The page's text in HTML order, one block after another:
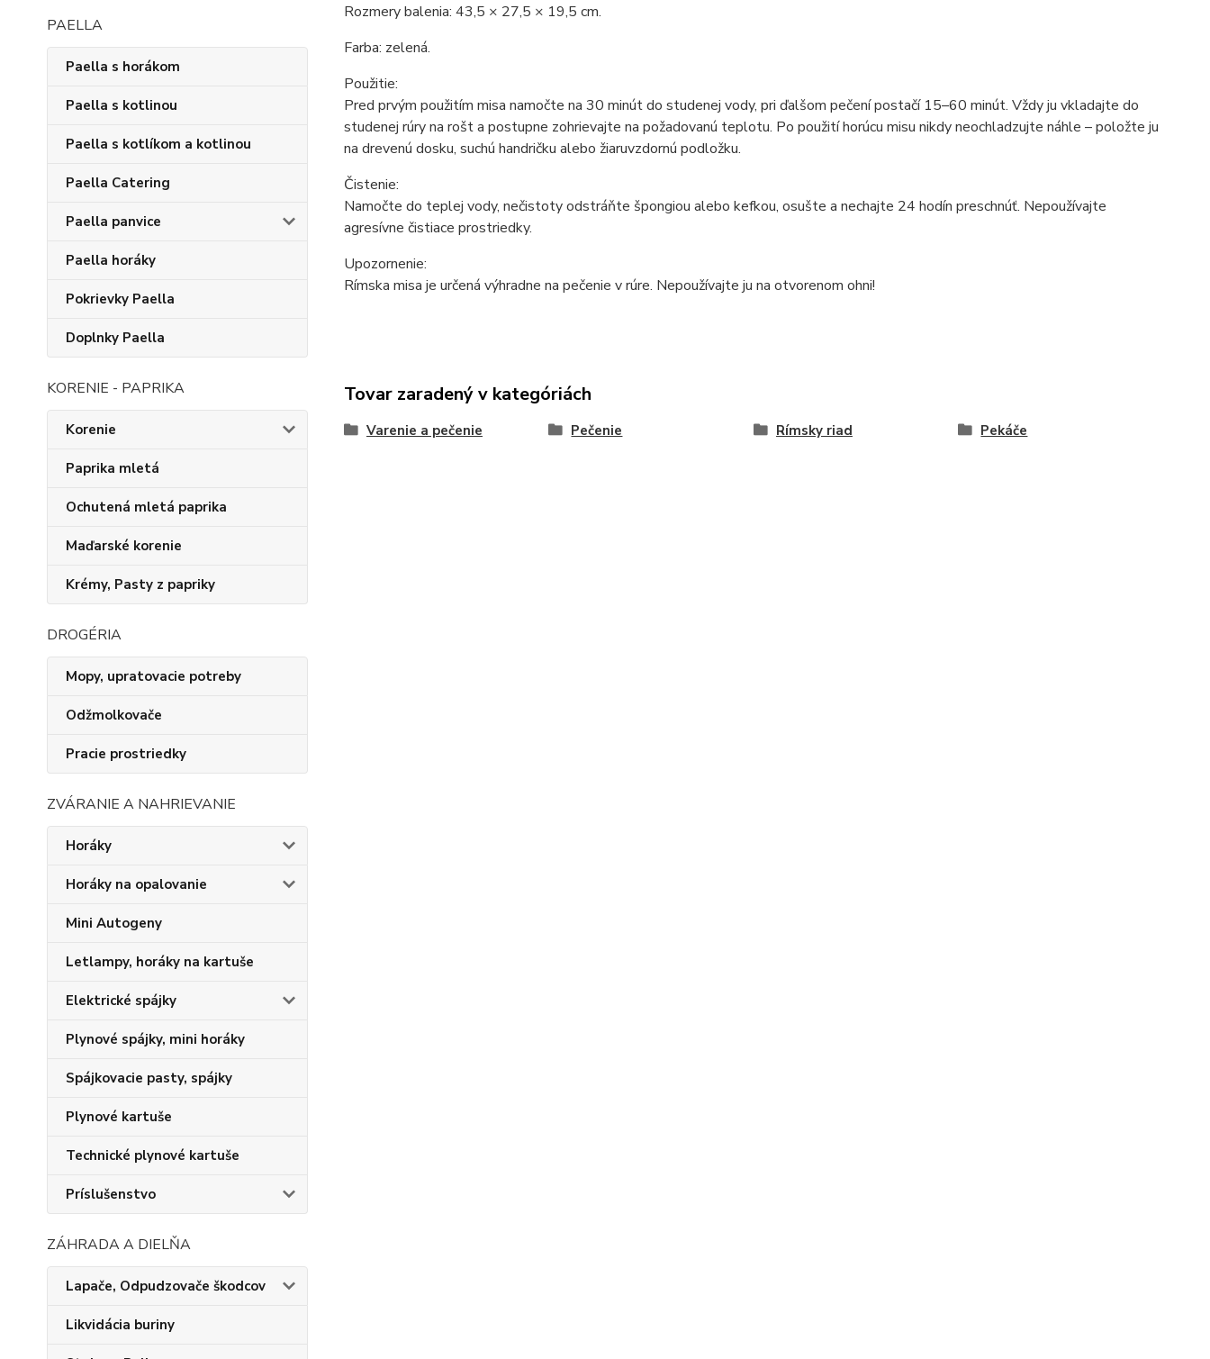
PAELLA
Paella s horákom
Paella s kotlinou
Paella s kotlíkom a kotlinou
Paella Catering
Paella panvice
Paella horáky
Pokrievky Paella
Doplnky Paella
KORENIE - PAPRIKA
Korenie
Paprika mletá
Ochutená mletá paprika
Maďarské korenie
Krémy, Pasty z papriky
DROGÉRIA
Mopy, upratovacie potreby
Odžmolkovače
Pracie prostriedky
ZVÁRANIE A NAHRIEVANIE
Horáky
Horáky na opalovanie
Mini Autogeny
Letlampy, horáky na kartuše
Elektrické spájky
Plynové spájky, mini horáky
Spájkovacie pasty, spájky
Plynové kartuše
Technické plynové kartuše
Príslušenstvo
ZÁHRADA A DIELŇA
Lapače, Odpudzovače škodcov
Likvidácia buriny
Rozmery balenia: 43,5 × 27,5 × 19,5 cm.
Farba: zelená.
Použitie:
Pred prvým použitím misa namočte na 30 minút do studenej vody, pri ďalšom pečení postačí 15–60 minút. Vždy ju vkladajte do
studenej rúry na rošt a postupne zohrievajte na požadovanú teplotu. Po použití horúcu misu nikdy neochladzujte náhle – položte ju
na drevenú dosku, suchú handričku alebo žiaruvzdornú podložku.
Čistenie:
Namočte do teplej vody, nečistoty odstráňte špongiou alebo kefkou, osušte a nechajte 24 hodín preschnúť. Nepoužívajte
agresívne čistiace prostriedky.
Upozornenie:
Rímska misa je určená výhradne na pečenie v rúre. Nepoužívajte ju na otvorenom ohni!
Tovar zaradený v kategóriách
Varenie a pečenie Pečenie Rímsky riad Pekáče